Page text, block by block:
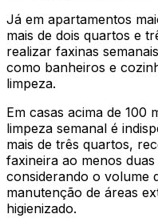
Já em apartamentos
mais de dois quartos e
realizar faxinas
como banheiros e
limpeza.
Em casas acima de 100
limpeza semanal é
mais de três quartos,
faxineira ao menos
considerando o volume
manutenção de áreas
higienizado.